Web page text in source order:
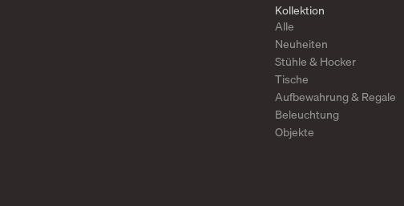
Kollektion
Alle
Neuheiten
Stühle & Hocker
Tische
Aufbewahrung & Regale
Beleuchtung
Objekte